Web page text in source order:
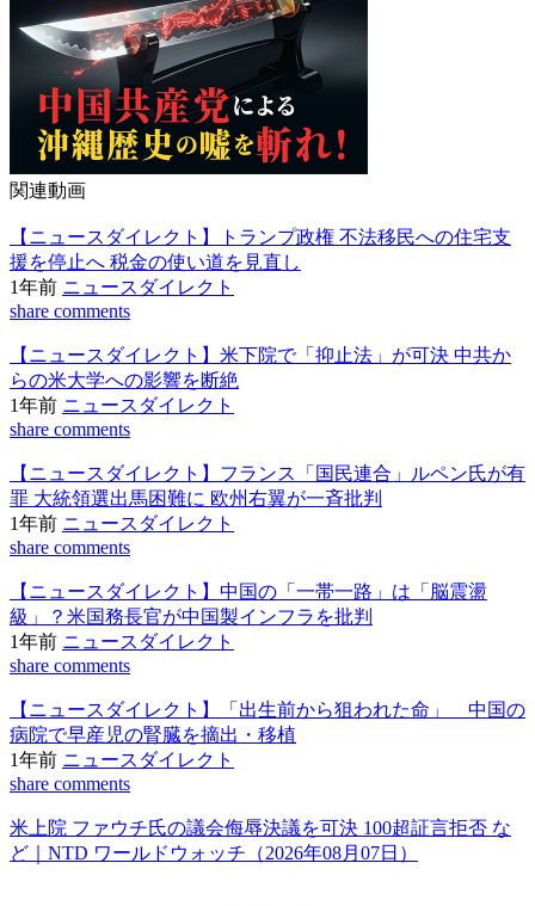
関連動画
【ニュースダイレクト】トランプ政権 不法移民への住宅支
援を停止へ 税金の使い道を見直し
1年前 ニュースダイレクト
share comments
【ニュースダイレクト】米下院で「抑止法」が可決 中共か
らの米大学への影響を断絶
1年前 ニュースダイレクト
share comments
【ニュースダイレクト】フランス「国民連合」ルペン氏が有
罪 大統領選出馬困難に 欧州右翼が一斉批判
1年前 ニュースダイレクト
share comments
【ニュースダイレクト】中国の「一帯一路」は「脳震盪
級」？米国務長官が中国製インフラを批判
1年前 ニュースダイレクト
share comments
【ニュースダイレクト】「出生前から狙われた命」 中国の
病院で早産児の腎臓を摘出・移植
1年前 ニュースダイレクト
share comments
米上院 ファウチ氏の議会侮辱決議を可決 100超証言拒否 な
ど｜NTD ワールドウォッチ（2026年08月07日）